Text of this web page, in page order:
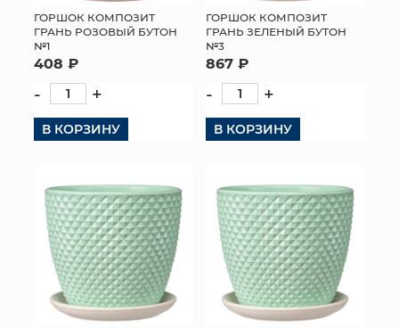
ГОРШОК КОМПОЗИТ
ГРАНЬ РОЗОВЫЙ БУТОН
№1
408 ₽
- +
В КОРЗИНУ
ГОРШОК КОМПОЗИТ
ГРАНЬ ЗЕЛЕНЫЙ БУТОН
№3
867 ₽
- +
В КОРЗИНУ